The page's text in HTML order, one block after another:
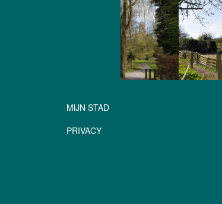
MIJN STAD
PRIVACY